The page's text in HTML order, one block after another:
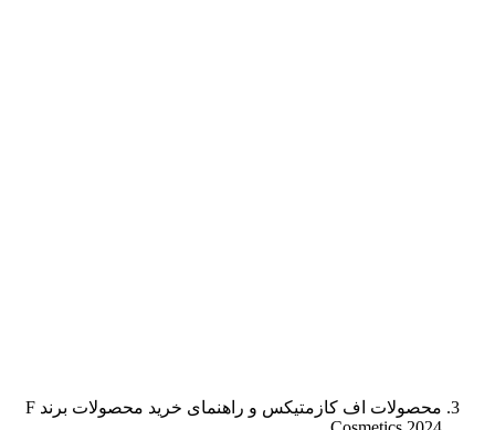
محصولات اف کازمتیکس و راهنمای خرید محصولات برند F